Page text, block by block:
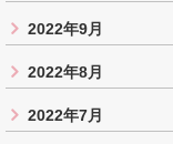
2022年9月
2022年8月
2022年7月